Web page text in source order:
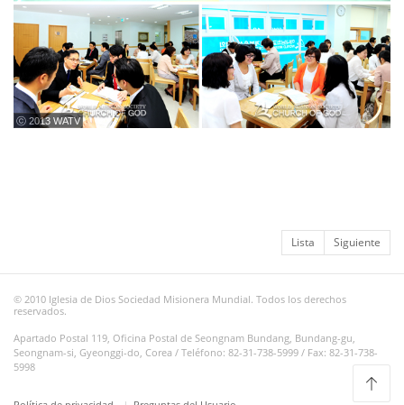
ⓒ 2013 WATV
Lista Siguiente
© 2010 Iglesia de Dios Sociedad Misionera Mundial. Todos los derechos
reservados.
Apartado Postal 119, Oficina Postal de Seongnam Bundang, Bundang-gu,
Seongnam-si, Gyeonggi-do, Corea / Teléfono: 82-31-738-5999 / Fax: 82-31-738-
5998